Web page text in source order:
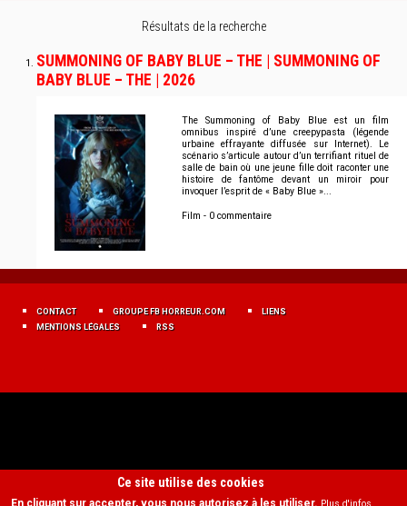
Résultats de la recherche
SUMMONING OF BABY BLUE – THE | SUMMONING OF
BABY BLUE – THE | 2026
The Summoning of Baby Blue est un film
omnibus inspiré d’une creepypasta (légende
urbaine effrayante diffusée sur Internet). Le
scénario s’articule autour d’un terrifiant rituel de
salle de bain où une jeune fille doit raconter une
histoire de fantôme devant un miroir pour
invoquer l’esprit de « Baby Blue »...
Film - 0 commentaire
MENU
FR
CONTACT GROUPE FB HORREUR.COM
LIENS
MENTIONS LÉGALES
RSS
Ce site utilise des cookies
En cliquant sur accepter, vous nous autorisez à les utiliser.